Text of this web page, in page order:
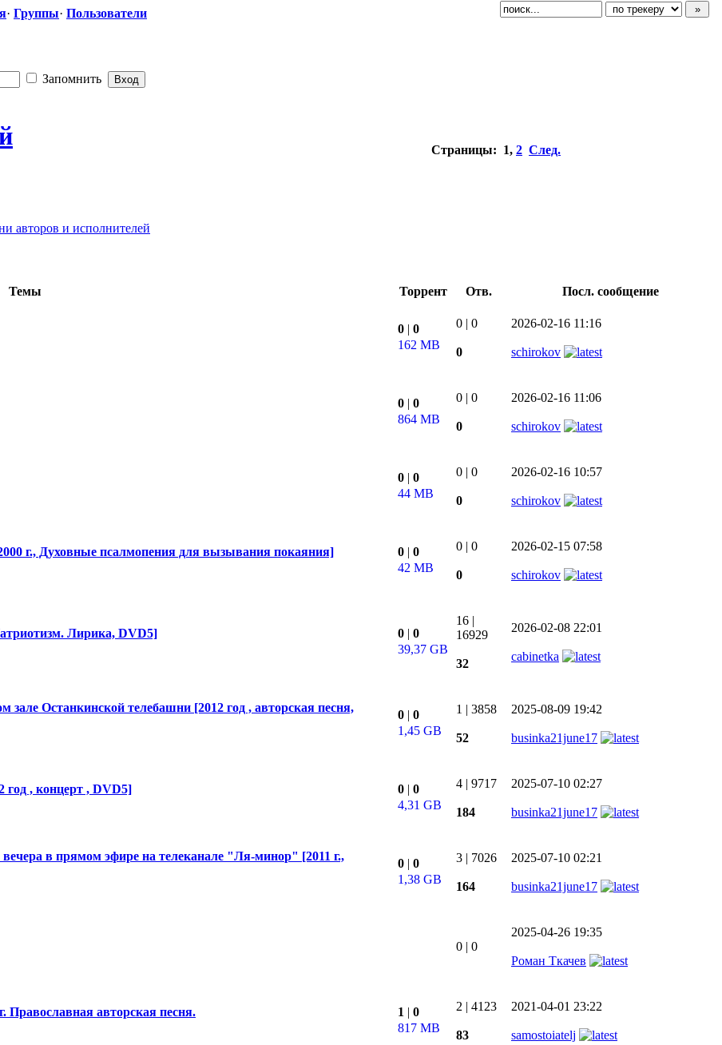
· Группы· Пользователи
Запомнить
Страницы: 1, 2 След.
авторов и исполнителей
Темы Торрент Отв. Посл. сообщение
0 | 0
162 MB
0 | 0
0
2026-02-16 11:16
schirokov
0 | 0
864 MB
0 | 0
0
2026-02-16 11:06
schirokov
0 | 0
44 MB
0 | 0
0
2026-02-16 10:57
schirokov
г., Духовные псалмопения для вызывания покаяния]
0 | 0
42 MB
0 | 0
0
2026-02-15 07:58
schirokov
Лирика, DVD5]
0 | 0
39,37 GB
16 |
16929
32
2026-02-08 22:01
cabinetka
зале Останкинской ​ телебашни [2012 год , авторская песня,
0 | 0
1,45 GB
1 | 3858
52
2025-08-09 19:42
businka21june17
, концерт , DVD5]
0 | 0
4,31 GB
4 | 9717
184
2025-07-10 02:27
businka21june17
в прямом эфире на телеканале "Ля-мино​р" [2011 г.,
0 | 0
1,38 GB
3 | 7026
164
2025-07-10 02:21
businka21june17
0 | 0
2025-04-26 19:35
Роман Ткачев
Православная ​ авторская песня.
1 | 0
817 MB
2 | 4123
83
2021-04-01 23:22
samostoiatelj